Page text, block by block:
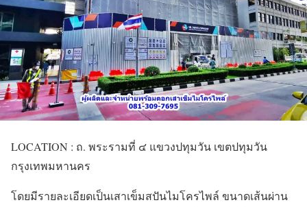
LOCATION : ถ. พระรามที่ ๔ แขวงปทุมวัน เขตปทุมวัน
กรุงเทพมหานคร
โดยมีรายละเอียดเป็นเสาเข็มสปันไมโครไพล์ ขนาดเส้นผ่าน